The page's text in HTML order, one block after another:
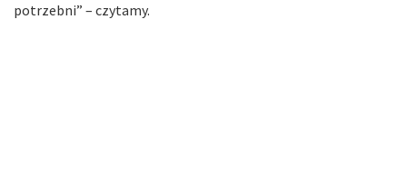
potrzebni” – czytamy.